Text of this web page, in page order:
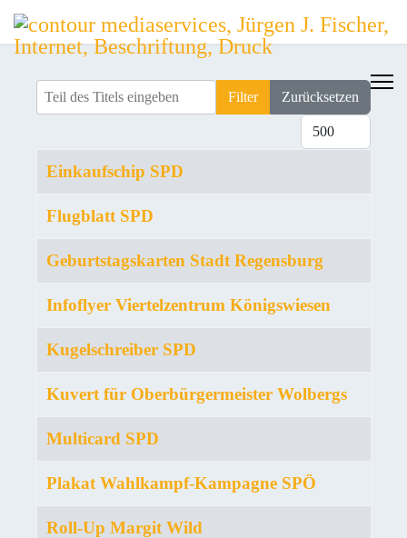
Teil des Titels eingeben Filter Zurücksetzen
Anzeige #
Titel
Einkaufschip SPD
Flugblatt SPD
Geburtstagskarten Stadt Regensburg
Infoflyer Viertelzentrum Königswiesen
Kugelschreiber SPD
Kuvert für Oberbürgermeister Wolbergs
Multicard SPD
Plakat Wahlkampf-Kampagne SPÖ
Roll-Up Margit Wild